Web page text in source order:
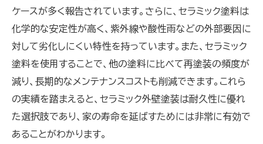
ケースが多く報告されています。さらに、セラミック塗料は
化学的な安定性が高く、紫外線や酸性雨などの外部要因に
対して劣化しにくい特性を持っています。また、セラミック
塗料を使用することで、他の塗料に比べて再塗装の頻度が
減り、長期的なメンテナンスコストも削減できます。これら
の実績を踏まえると、セラミック外壁塗装は耐久性に優れ
た選択肢であり、家の寿命を延ばすためには非常に有効で
あることがわかります。